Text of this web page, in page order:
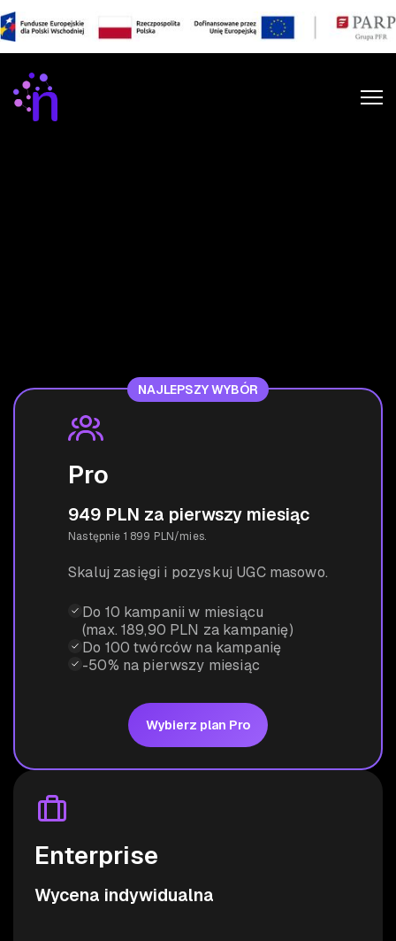
Pro
949 PLN za pierwszy miesiąc
Następnie 1 899 PLN/mies.
Skaluj zasięgi i pozyskuj UGC masowo.
Do 10 kampanii w miesiącu
(max. 189,90 PLN za kampanię)
Do 100 twórców na kampanię
-50% na pierwszy miesiąc
Wybierz plan Pro
NAJLEPSZY WYBÓR
Enterprise
Wycena indywidualna